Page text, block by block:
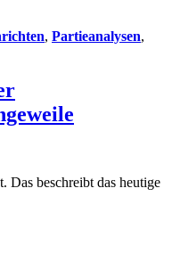
, Partieanalysen,
Das beschreibt das heutige